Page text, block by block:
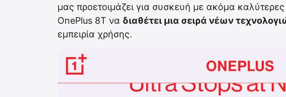
μας προετοιμάζει για συσκευή με ακόμα
OnePlus 8T να διαθέτει μια σειρά νέων
εμπειρία χρήσης.